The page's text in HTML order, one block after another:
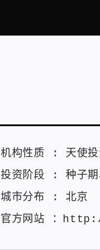
机构性质 : 天使
投资阶段 : 种子期
城市分布 : 北京
官方网站 ：